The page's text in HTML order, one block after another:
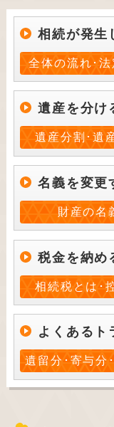
相続が発生
全体の流れ･法
遺産を分け
遺産分割･遺
名義を変更
財産の名
税金を納め
相続税とは･
よくあるト
遺留分･寄与分